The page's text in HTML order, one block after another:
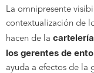
La omnipresente
contextualización de
hacen de la
los gerentes de
ayuda a efectos de la